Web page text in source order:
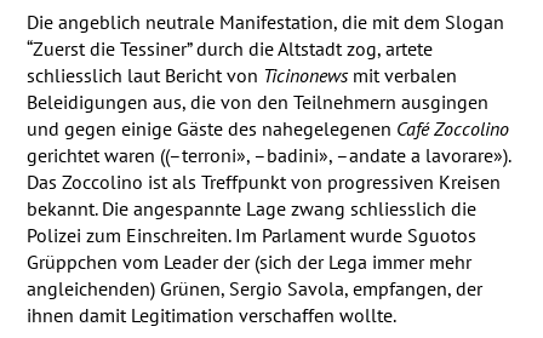
Die angeblich neutrale Manifestation, die mit dem Slogan
“Zuerst die Tessiner” durch die Altstadt zog, artete
schliesslich laut Bericht von Ticinonewsmit verbalen
Beleidigungen aus, die von den Teilnehmern ausgingen
und gegen einige Gäste des nahegelegenen Café Zoccolino
gerichtet waren ((–terroni», –badini», –andate a lavorare»).
Das Zoccolino ist als Treffpunkt von progressiven Kreisen
bekannt. Die angespannte Lage zwang schliesslich die
Polizei zum Einschreiten. Im Parlament wurde Sguotos
Grüppchen vom Leader der (sich der Lega immer mehr
angleichenden) Grünen, Sergio Savola, empfangen, der
ihnen damit Legitimation verschaffen wollte.